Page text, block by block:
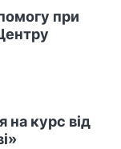
при
на курс від